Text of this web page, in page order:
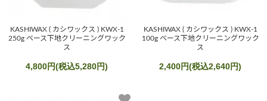
KASHIWAX ( カシワックス ) KWX-1
250g ベース下地クリーニングワック
ス
4,800円(税込5,280円)
KASHIWAX ( カシワックス ) KWX-1
100g ベース下地クリーニングワック
ス
2,400円(税込2,640円)